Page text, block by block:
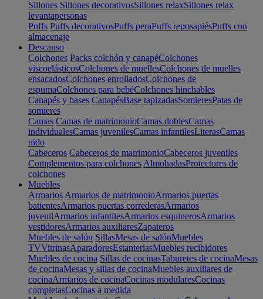
Sillones Sillones decorativosSillones relaxSillones relax
levantapersonas
Puffs Puffs decorativosPuffs peraPuffs reposapiésPuffs con
almacenaje
Descanso
Colchones Packs colchón y canapéColchones
viscoelásticosColchones de muellesColchones de muelles
ensacadosColchones enrolladosColchones de
espumaColchones para bebéColchones hinchables
Canapés y bases CanapésBase tapizadasSomieresPatas de
somieres
Camas Camas de matrimonioCamas doblesCamas
individualesCamas juvenilesCamas infantilesLiterasCamas
nido
Cabeceros Cabeceros de matrimonioCabeceros juveniles
Complementos para colchones AlmohadasProtectores de
colchones
Muebles
Armarios Armarios de matrimonioArmarios puertas
batientesArmarios puertas correderasArmarios
juvenilArmarios infantilesArmarios esquinerosArmarios
vestidoresArmarios auxiliaresZapateros
Muebles de salón SillasMesas de salónMuebles
TVVitrinasAparadoresEstanteriasMuebles recibidores
Muebles de cocina Sillas de cocinasTaburetes de cocinaMesas
de cocinaMesas y sillas de cocinaMuebles auxiliares de
cocinaArmarios de cocinaCocinas modularesCocinas
completasCocinas a medida